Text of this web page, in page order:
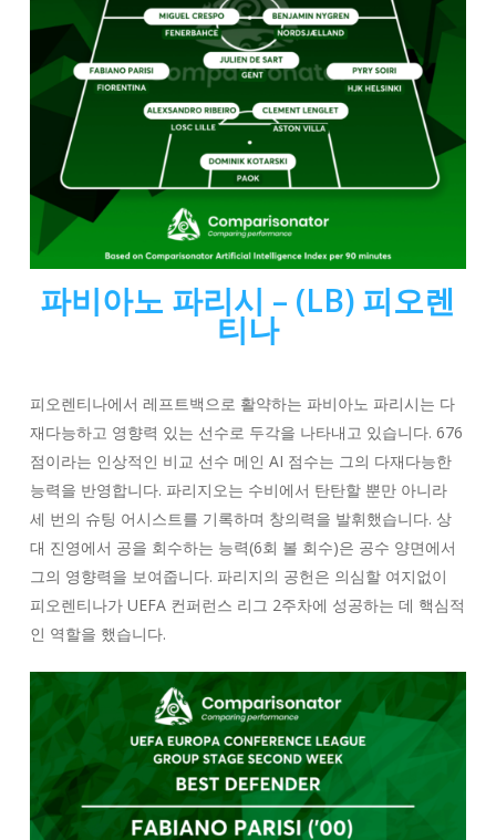
파비아노 파리시 – (LB) 피오렌
티나
피오렌티나에서 레프트백으로 활약하는 파비아노 파리시는 다
재다능하고 영향력 있는 선수로 두각을 나타내고 있습니다. 676
점이라는 인상적인 비교 선수 메인 AI 점수는 그의 다재다능한
능력을 반영합니다. 파리지오는 수비에서 탄탄할 뿐만 아니라
세 번의 슈팅 어시스트를 기록하며 창의력을 발휘했습니다. 상
대 진영에서 공을 회수하는 능력(6회 볼 회수)은 공수 양면에서
그의 영향력을 보여줍니다. 파리지의 공헌은 의심할 여지없이
피오렌티나가 UEFA 컨퍼런스 리그 2주차에 성공하는 데 핵심적
인 역할을 했습니다.